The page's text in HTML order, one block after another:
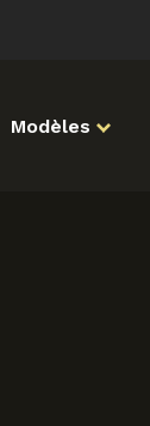
Modèles